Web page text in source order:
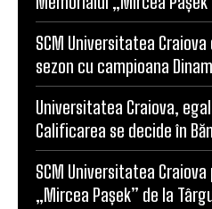
SPORTUL
SPORTUL DOLJEAN